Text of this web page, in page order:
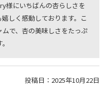
様にいちばんの杏らしさを
しく感動しております。こ
で、杏の美味しさをたっぷ
投稿日： 2025年10月22日